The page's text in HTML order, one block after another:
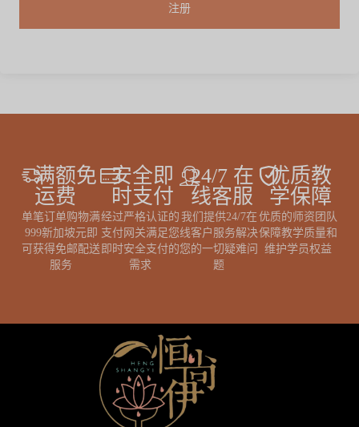
注册
满额免
运费
单笔订单购物满
999新加坡元即
可获得免邮配送
服务
安全即
时支付
经过严格认证的
支付网关满足您
即时安全支付的
需求
24/7 在
线客服
我们提供24/7在
线客户服务解决
您的一切疑难问
题
优质教
学保障
优质的师资团队
保障教学质量和
维护学员权益